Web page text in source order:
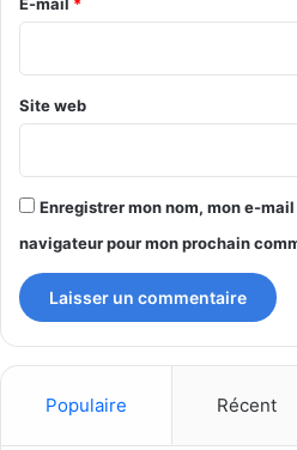
E-mail *
Site web
Enregistrer mon nom, mon e-
navigateur pour mon prochain
Populaire Récent